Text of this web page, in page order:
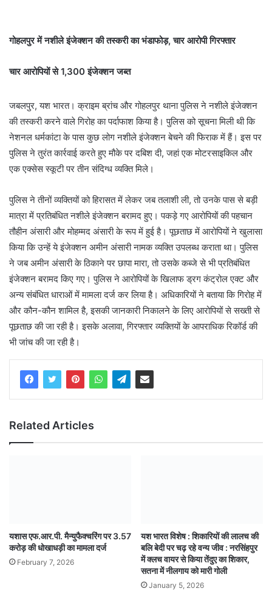
गोहलपुर में नशीले इंजेक्शन की तस्करी का भंडाफोड़, चार आरोपी गिरफ्तार
चार आरोपियों से 1,300 इंजेक्शन जब्त
जबलपुर, यश भारत। क्राइम ब्रांच और गोहलपुर थाना पुलिस ने नशीले इंजेक्शन
की तस्करी करने वाले गिरोह का पर्दाफाश किया है। पुलिस को सूचना मिली थी कि
नेशनल धर्मकांटा के पास कुछ लोग नशीले इंजेक्शन बेचने की फिराक में हैं। इस पर
पुलिस ने तुरंत कार्रवाई करते हुए मौके पर दबिश दी, जहां एक मोटरसाइकिल और
एक एक्सेस स्कूटी पर तीन संदिग्ध व्यक्ति मिले।
पुलिस ने तीनों व्यक्तियों को हिरासत में लेकर जब तलाशी ली, तो उनके पास से बड़ी
मात्रा में प्रतिबंधित नशीले इंजेक्शन बरामद हुए। पकड़े गए आरोपियों की पहचान
तौहीन अंसारी और मोहम्मद अंसारी के रूप में हुई है। पूछताछ में आरोपियों ने खुलासा
किया कि उन्हें ये इंजेक्शन अमीन अंसारी नामक व्यक्ति उपलब्ध कराता था। पुलिस
ने जब अमीन अंसारी के ठिकाने पर छापा मारा, तो उसके कब्जे से भी प्रतिबंधित
इंजेक्शन बरामद किए गए। पुलिस ने आरोपियों के खिलाफ ड्रग कंट्रोल एक्ट और
अन्य संबंधित धाराओं में मामला दर्ज कर लिया है। अधिकारियों ने बताया कि गिरोह में
और कौन-कौन शामिल है, इसकी जानकारी निकालने के लिए आरोपियों से सख्ती से
पूछताछ की जा रही है। इसके अलावा, गिरफ्तार व्यक्तियों के आपराधिक रिकॉर्ड की
भी जांच की जा रही है।
Related Articles
यशास एफ.आर.पी. मैन्युफैक्चरिंग पर 3.57
करोड़ की धोखाधड़ी का मामला दर्ज
February 7, 2026
यश भारत विशेष : शिकारियों की लालच की
बलि बेदी पर चढ़ रहे वन्य जीव : नरसिंहपुर
में क्लच वायर से किया तेंदुए का शिकार,
सतना में नीलगाय को मारी गोली
January 5, 2026